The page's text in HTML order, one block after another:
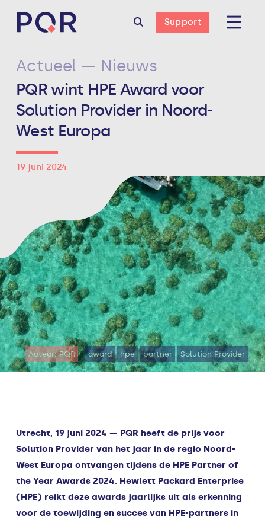
Support
Actueel — Nieuws
PQR wint HPE Award voor
Solution Provider in Noord-
West Europa
19 juni 2024
Auteur: PQR award hpe partner Solution Provider
Utrecht, 19 juni 2024 — PQR heeft de prijs voor
Solution Provider van het jaar in de regio Noord-
West Europa ontvangen tijdens de HPE Partner of
the Year Awards 2024. Hewlett Packard Enterprise
(HPE) reikt deze awards jaarlijks uit als erkenning
voor de toewijding en succes van HPE-partners in